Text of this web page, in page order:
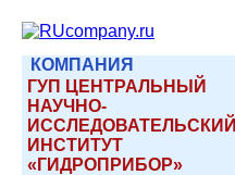
КОМПАНИЯ
ГУП ЦЕНТРАЛЬНЫЙ
НАУЧНО-
ИССЛЕДОВАТЕЛЬСКИЙ
ИНСТИТУТ
«ГИДРОПРИБОР»